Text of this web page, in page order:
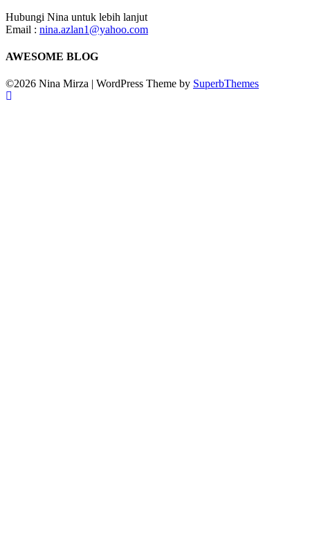
Hubungi Nina untuk lebih lanjut
Email : nina.azlan1@yahoo.com
AWESOME BLOG
©2026 Nina Mirza | WordPress Theme by SuperbThemes